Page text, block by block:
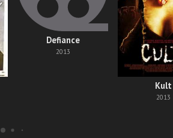
Defiance
2013
Kult
2013